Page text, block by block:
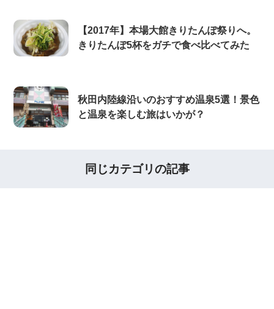
【2017年】本場大館きりたんぽ祭りへ。
きりたんぽ5杯をガチで食べ比べてみた
秋田内陸線沿いのおすすめ温泉5選！景色
と温泉を楽しむ旅はいかが？
同じカテゴリの記事